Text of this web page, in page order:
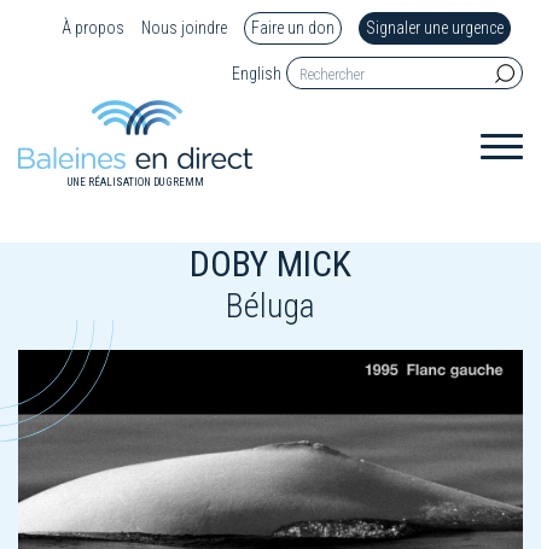
À propos Nous joindre Faire un don Signaler une urgence
English
UNE RÉALISATION DU GREMM
DOBY MICK
Béluga